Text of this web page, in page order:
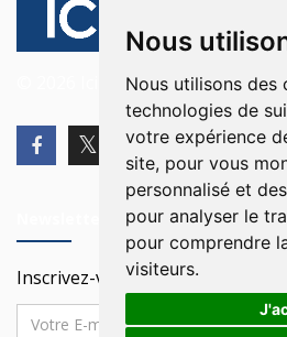
Nous
Nous utilisons des
technologies de
votre expérience
site, pour vous
personnalisé et
pour analyser le
pour comprendre
visiteurs.
© 2026 Ici Beyrouth. Tous les
Inscrivez-vous à notre Newsletter